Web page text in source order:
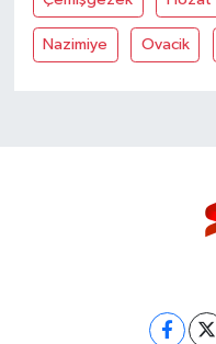
Nazimiye Ovacik